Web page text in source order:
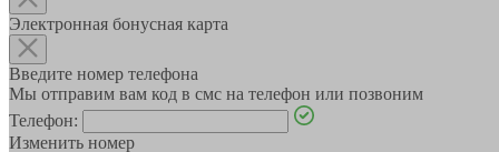
Электронная бонусная карта
Введите номер телефона
Мы отправим вам код в смс на телефон или позвоним
Телефон:
Изменить номер